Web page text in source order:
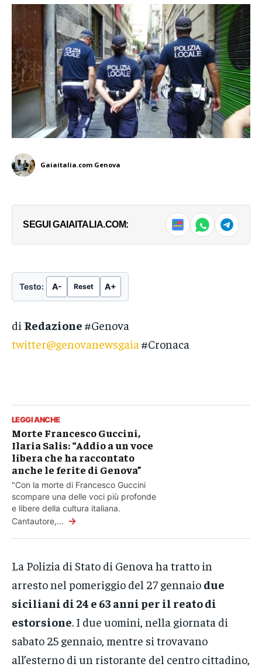
Gaiaitalia.com Genova
SEGUI GAIAITALIA.COM:
Testo: A- Reset A+
di Redazione #Genova
twitter@genovanewsgaia #Cronaca
LEGGI ANCHE
Morte Francesco Guccini,
Ilaria Salis: “Addio a un voce
libera che ha raccontato
anche le ferite di Genova”
"Con la morte di Francesco Guccini
scompare una delle voci più profonde
e libere della cultura italiana.
Cantautore,... →
La Polizia di Stato di Genova ha tratto in
arresto nel pomeriggio del 27 gennaio due
siciliani di 24 e 63 anni per il reato di
estorsione. I due uomini, nella giornata di
sabato 25 gennaio, mentre si trovavano
all’esterno di un ristorante del centro cittadino,